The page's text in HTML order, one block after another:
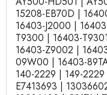
15208-EB70D |
16403-J2000 |
T9300 | 16403-
16403-Z9002 |
09W00 | 16403-
140-2229 | 149-
E7413693 |